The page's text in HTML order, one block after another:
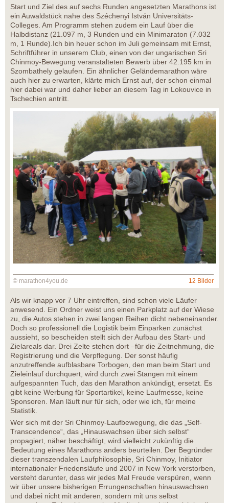
Start und Ziel des auf sechs Runden angesetzten Marathons ist
ein Auwaldstück nahe des Széchenyi István Universitäts-
Colleges. Am Programm stehen zudem ein Lauf über die
Halbdistanz (21.097 m, 3 Runden und ein Minimaraton (7.032
m, 1 Runde).Ich bin heuer schon im Juli gemeinsam mit Ernst,
Schriftführer in unserem Club, einen von der ungarischen Sri
Chinmoy-Bewegung veranstalteten Bewerb über 42.195 km in
Szombathely gelaufen. Ein ähnlicher Geländemarathon wäre
auch hier zu erwarten, klärte mich Ernst auf, der schon einmal
hier dabei war und daher lieber an diesem Tag in Lokouvice in
Tschechien antritt.
© marathon4you.de 12 Bilder
Als wir knapp vor 7 Uhr eintreffen, sind schon viele Läufer
anwesend. Ein Ordner weist uns einen Parkplatz auf der Wiese
zu, die Autos stehen in zwei langen Reihen dicht nebeneinander.
Doch so professionell die Logistik beim Einparken zunächst
aussieht, so bescheiden stellt sich der Aufbau des Start- und
Zielareals dar. Drei Zelte stehen dort –für die Zeitnehmung, die
Registrierung und die Verpflegung. Der sonst häufig
anzutreffende aufblasbare Torbogen, den man beim Start und
Zieleinlauf durchquert, wird durch zwei Stangen mit einem
aufgespannten Tuch, das den Marathon ankündigt, ersetzt. Es
gibt keine Werbung für Sportartikel, keine Laufmesse, keine
Sponsoren. Man läuft nur für sich, oder wie ich, für meine
Statistik.
Wer sich mit der Sri Chinmoy-Laufbewegung, die das „Self-
Transcendence“, das „Hinauswachsen über sich selbst“
propagiert, näher beschäftigt, wird vielleicht zukünftig die
Bedeutung eines Marathons anders beurteilen. Der Begründer
dieser transzendalen Laufphilosophie, Sri Chinmoy, Initiator
internationaler Friedensläufe und 2007 in New York verstorben,
versteht darunter, dass wir jedes Mal Freude verspüren, wenn
wir über unsere bisherigen Errungenschaften hinauswachsen
und dabei nicht mit anderen, sondern mit uns selbst